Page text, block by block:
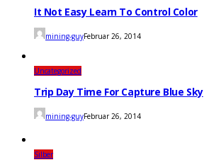
It Not Easy Learn To Control Color
mining-guyFebruar 26, 2014
Uncategorized
Trip Day Time For Capture Blue Sky
mining-guyFebruar 26, 2014
Silber